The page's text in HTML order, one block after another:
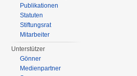
Publikationen
Statuten
Stiftungsrat
Mitarbeiter
Unterstützer
Gönner
Medienpartner